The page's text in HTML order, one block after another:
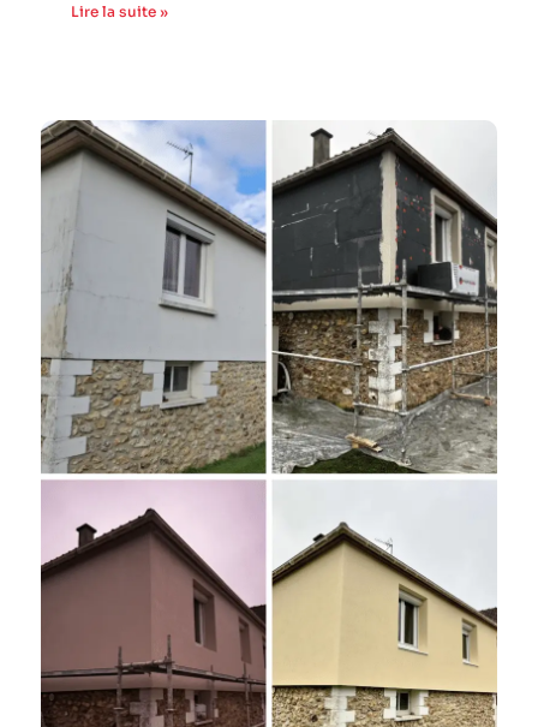
Lire la suite »